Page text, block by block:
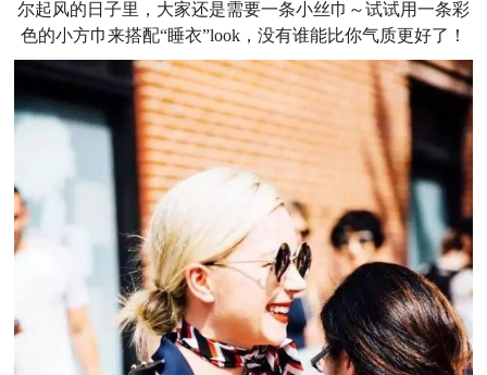
尔起风的日子里，大家还是需要一条小丝巾～试试用一条彩
色的小方巾来搭配“睡衣”look，没有谁能比你气质更好了！